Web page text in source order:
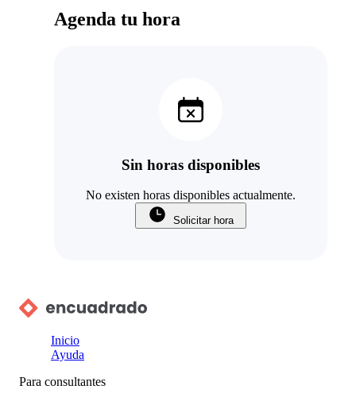
Agenda tu hora
Sin horas disponibles
No existen horas disponibles actualmente.
Solicitar hora
Inicio
Ayuda
Para consultantes